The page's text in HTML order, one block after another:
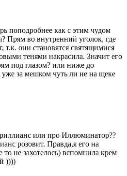
поподробнее как с этим чудом
Прям во внутренний уголок, где
т.к. они становятся святящимися
тенями накрасила. Значит его
под глазом? или ниже до
за мешком чуть ли не на щеке
или про Иллюминатор??
розовит. Правда,я его на
то не захотелось) вспомнила крем
))))